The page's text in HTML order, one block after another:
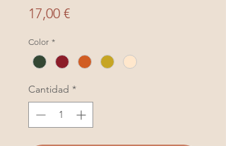
17,00 €Precio
Color *
Cantidad *